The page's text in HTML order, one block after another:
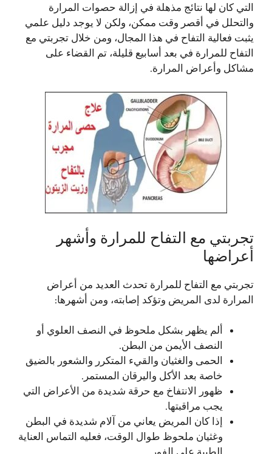
التي كان لها نتائج مذهلة في إزالة حصوات المرارة
والتحلل في أقصر وقت ممكن، ولكن لا يوجد دليل علمي
يثبت فعالية التفاح في هذا المجال، ومن خلال تجربتي مع
التفاح للمرارة في بعد أسابيع قليلة، تم القضاء على
مشاكل وأعراض المرارة.
تجربتي مع التفاح للمرارة وأشهر
أعراضها
تجربتي مع التفاح للمرارة تحدث العديد من أعراض
المرارة لدى المريض وتؤكد إصابته، ومن أشهرها:
ألم يظهر بشكل ملحوظ في النصف العلوي أو
النصف الأيمن من البطن.
الحمى والغثيان والقيء المتكرر والشعور بالضيق
خاصة بعد الأكل واليرقان المستمر.
ظهور الانتفاخ مع حرقة شديدة من الأعراض التي
يجب مراقبتها.
إذا كان المريض يعاني من آلام شديدة في البطن
وغثيان ملحوظ طوال الوقت، فعليه التماس العناية